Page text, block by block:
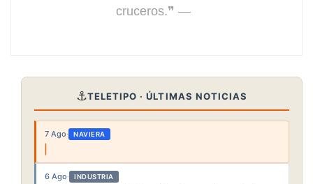
cruceros.❞ —
⚓TELETIPO · ÚLTIMAS NOTICIAS
7 Ago· NAVIERA
6 Ago· INDUSTRIA